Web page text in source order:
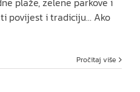
povijest i tradiciju… Ako
Pročitaj više